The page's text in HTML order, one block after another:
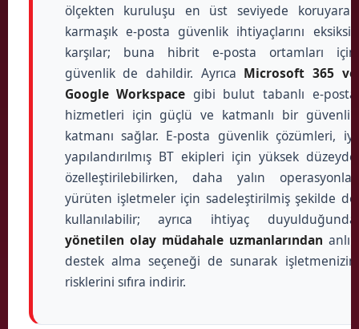
ölçekten kuruluşu en üst seviyede koruyarak
karmaşık e-posta güvenlik ihtiyaçlarını eksiksiz
karşılar; buna hibrit e-posta ortamları için
güvenlik de dahildir. Ayrıca Microsoft 365 ve
Google Workspace gibi bulut tabanlı e-posta
hizmetleri için güçlü ve katmanlı bir güvenlik
katmanı sağlar. E-posta güvenlik çözümleri, iyi
yapılandırılmış BT ekipleri için yüksek düzeyde
özelleştirilebilirken, daha yalın operasyonlar
yürüten işletmeler için sadeleştirilmiş şekilde de
kullanılabilir; ayrıca ihtiyaç duyulduğunda
yönetilen olay müdahale uzmanlarından anlık
destek alma seçeneği de sunarak işletmenizin
risklerini sıfıra indirir.